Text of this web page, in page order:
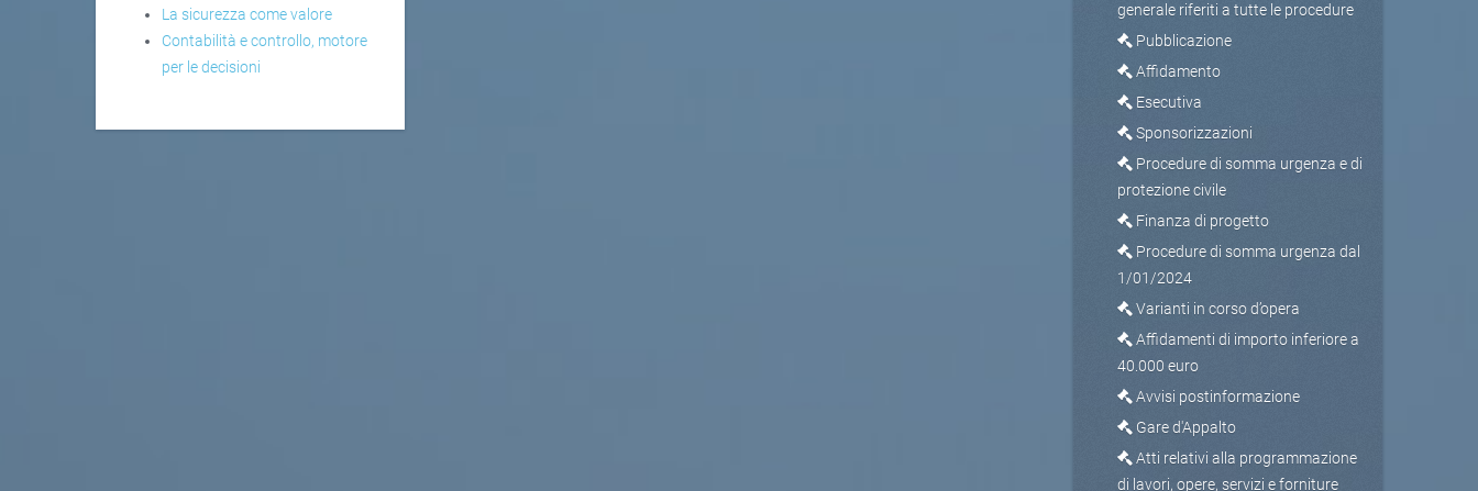
La sicurezza come valore
Contabilità e controllo, motore
per le decisioni
generale riferiti a tutte le procedure
Pubblicazione
Affidamento
Esecutiva
Sponsorizzazioni
Procedure di somma urgenza e di
protezione civile
Finanza di progetto
Procedure di somma urgenza dal
1/01/2024
Varianti in corso d’opera
Affidamenti di importo inferiore a
40.000 euro
Avvisi postinformazione
Gare d'Appalto
Atti relativi alla programmazione
di lavori, opere, servizi e forniture